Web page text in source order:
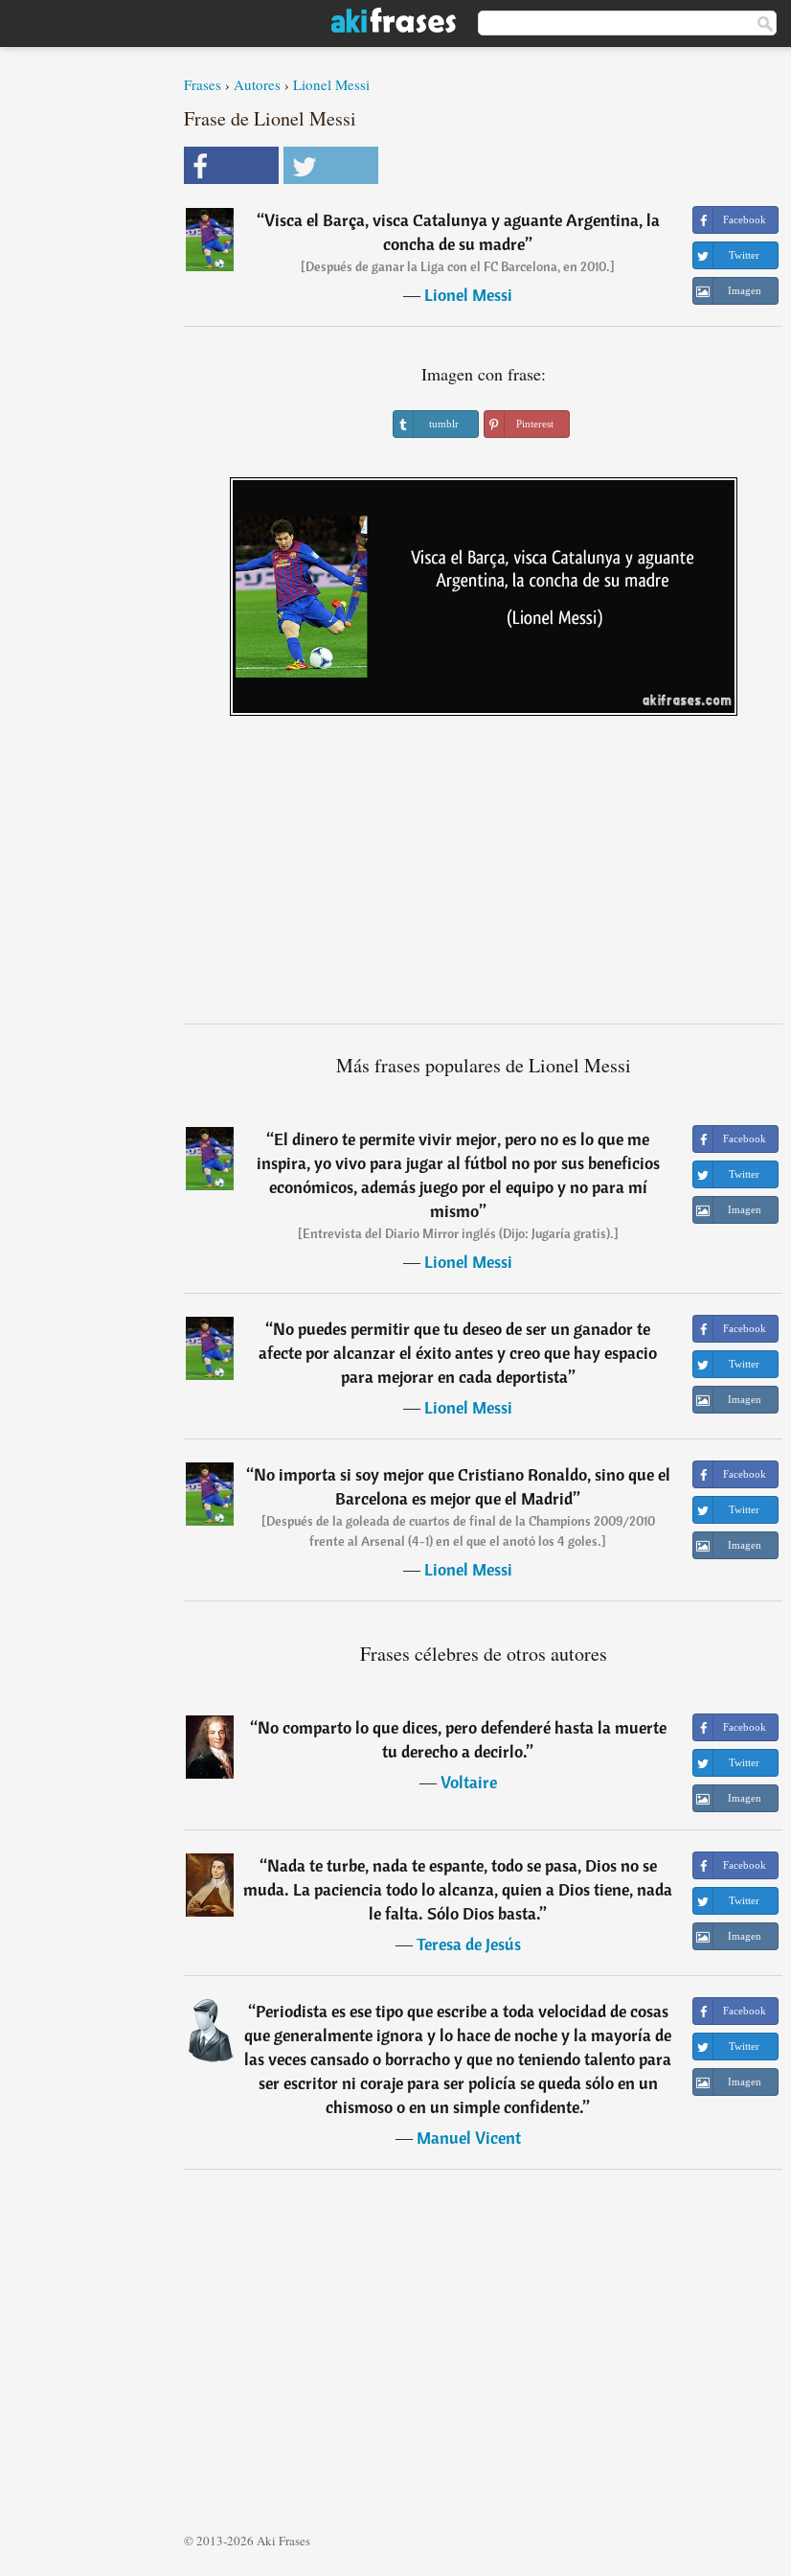
Frases › Autores › Lionel Messi
Frase de Lionel Messi
“Visca el Barça, visca Catalunya y aguante Argentina, la
concha de su madre”
[Después de ganar la Liga con el FC Barcelona, en 2010.]
―Lionel Messi
Facebook
Twitter
Imagen
Imagen con frase:
tumblr Pinterest
Más frases populares de Lionel Messi
“El dinero te permite vivir mejor, pero no es lo que me
inspira, yo vivo para jugar al fútbol no por sus beneficios
económicos, además juego por el equipo y no para mí
mismo”
[Entrevista del Diario Mirror inglés (Dijo: Jugaría gratis).]
―Lionel Messi
Facebook
Twitter
Imagen
“No puedes permitir que tu deseo de ser un ganador te
afecte por alcanzar el éxito antes y creo que hay espacio
para mejorar en cada deportista”
―Lionel Messi
Facebook
Twitter
Imagen
“No importa si soy mejor que Cristiano Ronaldo, sino que el
Barcelona es mejor que el Madrid”
[Después de la goleada de cuartos de final de la Champions 2009/2010
frente al Arsenal (4-1) en el que el anotó los 4 goles.]
―Lionel Messi
Facebook
Twitter
Imagen
Frases célebres de otros autores
“No comparto lo que dices, pero defenderé hasta la muerte
tu derecho a decirlo.”
―Voltaire
Facebook
Twitter
Imagen
“Nada te turbe, nada te espante, todo se pasa, Dios no se
muda. La paciencia todo lo alcanza, quien a Dios tiene, nada
le falta. Sólo Dios basta.”
―Teresa de Jesús
Facebook
Twitter
Imagen
“Periodista es ese tipo que escribe a toda velocidad de cosas
que generalmente ignora y lo hace de noche y la mayoría de
las veces cansado o borracho y que no teniendo talento para
ser escritor ni coraje para ser policía se queda sólo en un
chismoso o en un simple confidente.”
―Manuel Vicent
Facebook
Twitter
Imagen
© 2013-2026 Aki Frases